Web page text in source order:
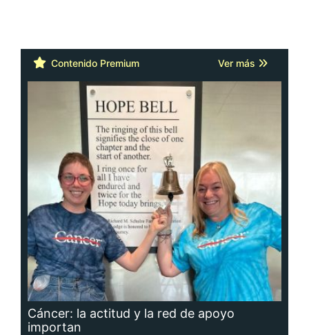
Contenido Premium Ver más
Cáncer: la actitud y la red de apoyo
importan